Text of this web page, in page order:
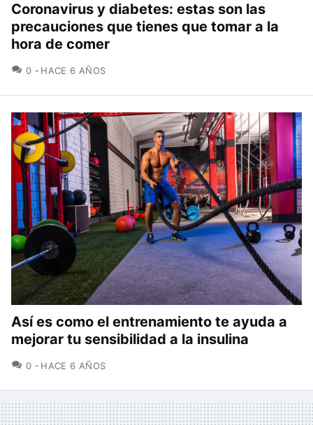
Coronavirus y diabetes: estas son las
precauciones que tienes que tomar a la
hora de comer
0 COMENTARIOS
HACE 6 AÑOS
Así es como el entrenamiento te ayuda a
mejorar tu sensibilidad a la insulina
0 COMENTARIOS
HACE 6 AÑOS